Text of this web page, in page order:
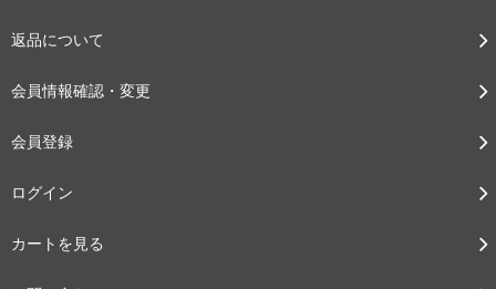
返品について
会員情報確認・変更
会員登録
ログイン
カートを見る